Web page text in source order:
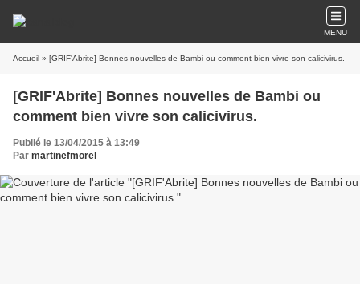
MENU
Accueil » [GRIF'Abrite] Bonnes nouvelles de Bambi ou comment bien vivre son calicivirus.
[GRIF'Abrite] Bonnes nouvelles de Bambi ou
comment bien vivre son calicivirus.
Publié le 13/04/2015 à 13:49
Par martinefmorel